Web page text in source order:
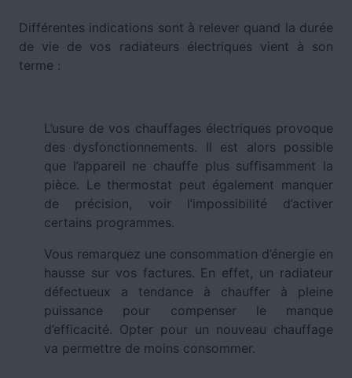
Différentes indications sont à relever quand la durée
de vie de vos radiateurs électriques vient à son
terme :
L’usure de vos chauffages électriques provoque
des dysfonctionnements. Il est alors possible
que l’appareil ne chauffe plus suffisamment la
pièce. Le thermostat peut également manquer
de précision, voir l’impossibilité d’activer
certains programmes.
Vous remarquez une consommation d’énergie en
hausse sur vos factures. En effet, un radiateur
défectueux a tendance à chauffer à pleine
puissance pour compenser le manque
d’efficacité. Opter pour un nouveau chauffage
va permettre de moins consommer.